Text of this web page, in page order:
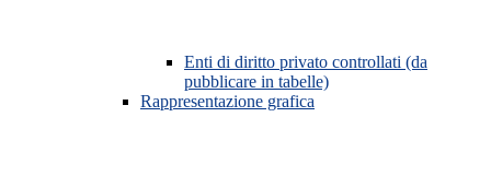
Enti di diritto privato controllati (da
pubblicare in tabelle)
Rappresentazione grafica